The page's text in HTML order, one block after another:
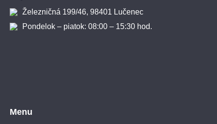
Železničná 199/46, 98401 Lučenec
Pondelok – piatok: 08:00 – 15:30 hod.
Menu